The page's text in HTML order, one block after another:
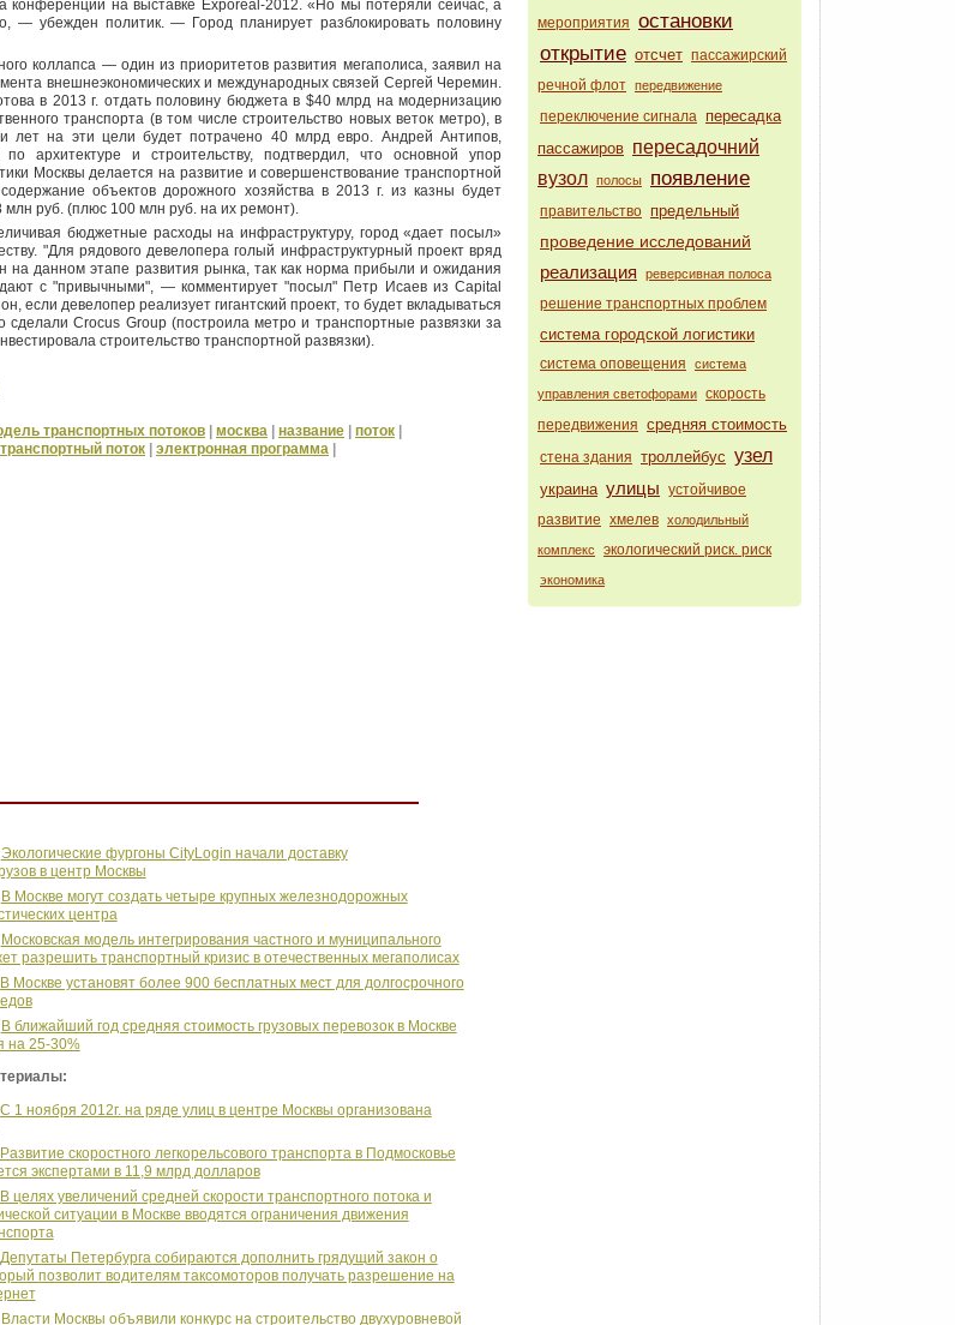
конференции на выставке Exporeal-2012. «Но мы потеряли сейчас, а
— убежден политик. — Город планирует разблокировать половину
коллапса — один из приоритетов развития мегаполиса, заявил на
внешнеэкономических и международных связей Сергей Черемин.
в 2013 г. отдать половину бюджета в $40 млрд на модернизацию
транспорта (в том числе строительство новых веток метро), в
лет на эти цели будет потрачено 40 млрд евро. Андрей Антипов,
по архитектуре и строительству, подтвердил, что основной упор
Москвы делается на развитие и совершенствование транспортной
объектов дорожного хозяйства в 2013 г. из казны будет
млн руб. (плюс 100 млн руб. на их ремонт).
бюджетные расходы на инфраструктуру, город «дает посыл»
"Для рядового девелопера голый инфраструктурный проект вряд
на данном этапе развития рынка, так как норма прибыли и ожидания
с "привычными", — комментирует "посыл" Петр Исаев из Capital
если девелопер реализует гигантский проект, то будет вкладываться
сделали Crocus Group (построила метро и транспортные развязки за
строительство транспортной развязки).
транспортных потоков москва название поток
транспортный поток электронная программа
Экологические фургоны CityLogin начали доставку
в центр Москвы
В Москве могут создать четыре крупных железнодорожных
центра
Московская модель интегрирования частного и муниципального
разрешить транспортный кризис в отечественных мегаполисах
В Москве установят более 900 бесплатных мест для долгосрочного
В ближайший год средняя стоимость грузовых перевозок в Москве
на 25-30%
С 1 ноября 2012г. на ряде улиц в центре Москвы организована
Развитие скоростного легкорельсового транспорта в Подмосковье
экспертами в 11,9 млрд долларов
В целях увеличений средней скорости транспортного потока и
ситуации в Москве вводятся ограничения движения
Депутаты Петербурга собираются дополнить грядущий закон о
позволит водителям таксомоторов получать разрешение на
Власти Москвы объявили конкурс на строительство двухуровневой
мероприятия остановки
открытие отсчет пассажирский
речной флот передвижение
переключение сигнала пересадка
пассажиров пересадочний
вузол полосы появление
правительство предельный
проведение исследований
реализация реверсивная полоса
решение транспортных проблем
система городской логистики
система оповещения система
управления светофорами скорость
передвижения средняя стоимость
стена здания троллейбус узел
украина улицы устойчивое
развитие хмелев холодильный
комплекс экологический риск. риск
экономика